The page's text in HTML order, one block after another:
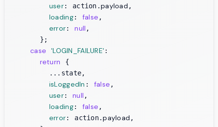
user: action.payload ,
loading: false ,
error: null ,
      };
case 'LOGIN_FAILURE' :
return {
        ...state,
isLoggedIn : false ,
user: null ,
loading: false ,
error: action.payload ,